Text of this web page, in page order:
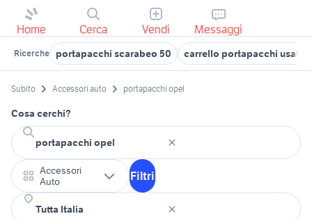
Home Cerca Vendi Messaggi
Ricerche portapacchi scarabeo 50 carrello portapacchi usato
Subito Accessori auto portapacchi opel
Cosa cerchi?
Accessori
Auto
Filtri